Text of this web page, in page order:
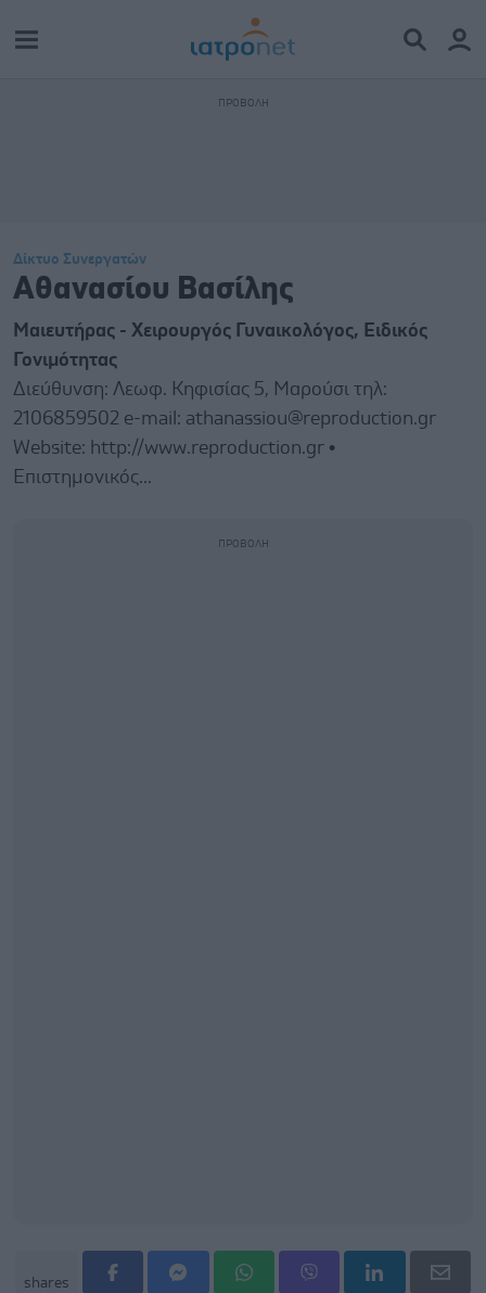
Δίκτυο Συνεργατών
Αθανασίου Βασίλης
Μαιευτήρας - Χειρουργός Γυναικολόγος, Ειδικός
Γονιμότητας
Διεύθυνση: Λεωφ. Κηφισίας 5, Μαρούσι τηλ:
2106859502 e-mail: athanassiou@reproduction.gr
Website: http://www.reproduction.gr •
Επιστημονικός...
shares